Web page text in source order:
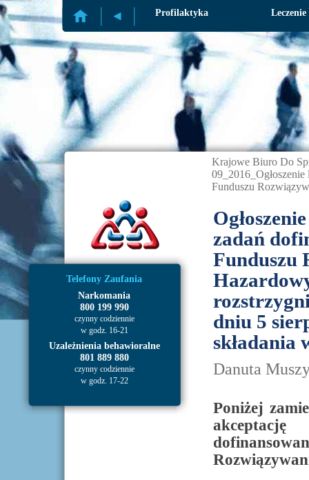
Profilaktyka Leczenie
Telefony Zaufania
Narkomania
800 199 990
czynny codziennie
w godz. 16-21
Uzależnienia behawioralne
801 889 880
czynny codziennie
w godz. 17-22
Krajowe Biuro Do
Funduszu
zadań
Funduszu
dniu 5
składania
Danuta
Poniżej